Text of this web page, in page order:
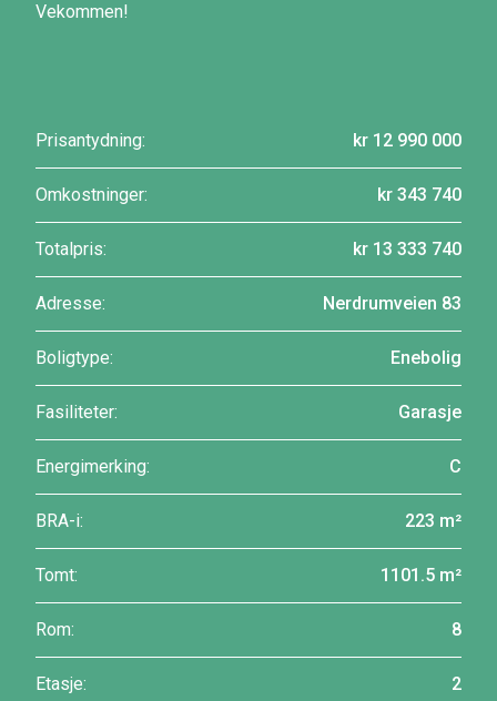
Vekommen!
Prisantydning: kr 12 990 000
Omkostninger: kr 343 740
Totalpris: kr 13 333 740
Adresse: Nerdrumveien 83
Boligtype: Enebolig
Fasiliteter: Garasje
Energimerking: C
BRA-i: 223 m²
Tomt: 1101.5 m²
Rom: 8
Etasje: 2